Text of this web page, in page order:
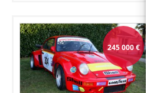
245 000€